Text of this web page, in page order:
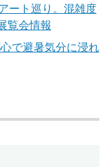
ート巡り。混雑度
覧会情報
で避暑気分に浸れ